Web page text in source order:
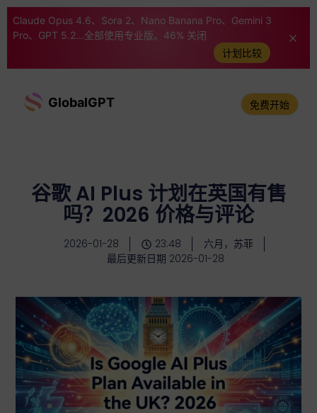
Claude Opus 4.6、Sora 2、Nano Banana Pro、Gemini 3
Pro、GPT 5.2...全部使用专业版。46% 关闭
计划比较
GlobalGPT 免费开始
谷歌 AI Plus 计划在英国有售
吗？2026 价格与评论
2026-01-28 23:48
六月，苏菲
最后更新日期 2026-01-28